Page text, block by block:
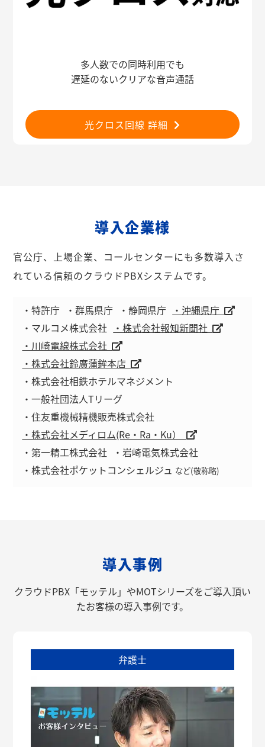
多人数での同時利用でも
遅延のないクリアな音声通話
光クロス回線 詳細
導入企業様
官公庁、上場企業、コールセンターにも多数導入さ
れている信頼のクラウドPBXシステムです。
・特許庁 ・群馬県庁 ・静岡県庁
・沖縄県庁
・マルコメ株式会社
・株式会社報知新聞社
・川崎電線株式会社
・株式会社鈴廣蒲鉾本店
・株式会社相鉄ホテルマネジメント
・一般社団法人Tリーグ
・住友重機械精機販売株式会社
・株式会社メディロム(Re・Ra・Ku）
・第一精工株式会社
・岩崎電気株式会社
・株式会社ポケットコンシェルジュ など(敬称略)
導入事例
クラウドPBX「モッテル」やMOTシリーズをご導入頂い
たお客様の導入事例です。
弁護士